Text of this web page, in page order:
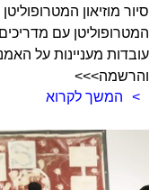
סיור מוזיאון
המטרופוליטן עם
עובדות מעניינות על
והרשמה>>>
המשך לקרוא